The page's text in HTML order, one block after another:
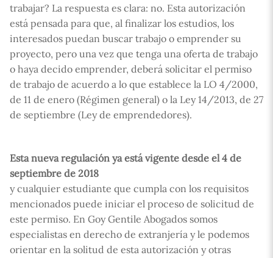
trabajar? La respuesta es clara: no. Esta autorización
está pensada para que, al finalizar los estudios, los
interesados puedan buscar trabajo o emprender su
proyecto, pero una vez que tenga una oferta de trabajo
o haya decido emprender, deberá solicitar el permiso
de trabajo de acuerdo a lo que establece la LO 4/2000,
de 11 de enero (Régimen general) o la Ley 14/2013, de 27
de septiembre (Ley de emprendedores).
Esta nueva regulación ya está vigente desde el 4 de
septiembre de 2018
y cualquier estudiante que cumpla con los requisitos
mencionados puede iniciar el proceso de solicitud de
este permiso. En Goy Gentile Abogados somos
especialistas en derecho de extranjería y le podemos
orientar en la solitud de esta autorización y otras